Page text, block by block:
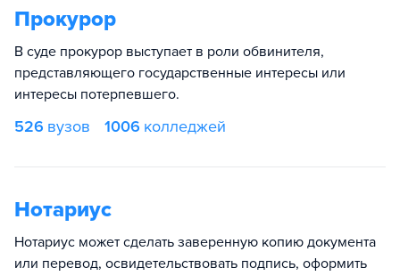
Прокурор
В суде прокурор выступает в роли обвинителя,
представляющего государственные интересы или
интересы потерпевшего.
526 вузов 1006 колледжей
Нотариус
Нотариус может сделать заверенную копию документа
или перевод, освидетельствовать подпись, оформить